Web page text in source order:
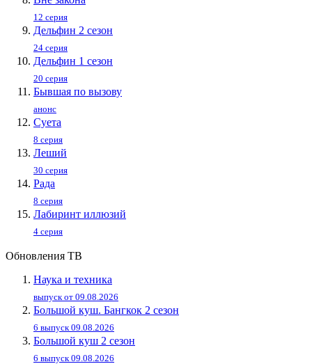
12 серия
Дельфин 2 сезон
24 серия
Дельфин 1 сезон
20 серия
Бывшая по вызову
анонс
Суета
8 серия
Леший
30 серия
Рада
8 серия
Лабиринт иллюзий
4 серия
Обновления ТВ
Наука и техника
выпуск от 09.08.2026
Большой куш. Бангкок 2 сезон
6 выпуск 09.08.2026
Большой куш 2 сезон
6 выпуск 09.08.2026